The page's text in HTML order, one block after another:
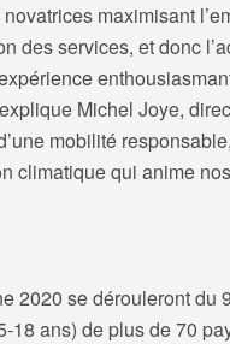
maximisant
des services, et donc
Michel Joye,
mobilité
climatique qui anime
2020 se dérouleront du
18 ans) de plus de 70